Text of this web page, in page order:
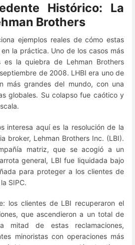
Histórico: La
Brothers
ejemplos reales de cómo estas
la práctica. Uno de los casos más
es la quiebra de Lehman Brothers
de 2008. LHBI era uno de
más grandes del mundo, con una
globales. Su colapso fue caótico y
interesa aquí es la resolución de la
broker, Lehman Brothers Inc. (LBI).
matriz, que se acogió a un
general, LBI fue liquidada bajo
para proteger a los clientes de
SIPC.
los clientes de LBI recuperaron el
que ascendieron a un total de
mitad de estas reclamaciones,
minoristas con operaciones más